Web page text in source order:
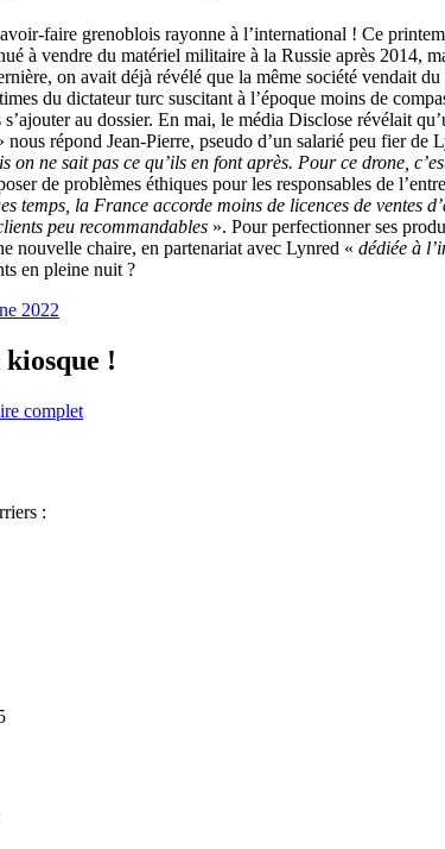
faire grenoblois rayonne à l’international ! Ce
à vendre du matériel militaire à la Russie après 2014,
on avait déjà révélé que la même société vendait
du dictateur turc suscitant à l’époque moins de
au dossier. En mai, le média Disclose révélait
nous répond Jean-Pierre, pseudo d’un salarié peu fier de
on ne sait pas ce qu’ils en font après. Pour ce drone,
de problèmes éthiques pour les responsables de
temps, la France accorde moins de licences de ventes
peu recommandables ». Pour perfectionner ses
nouvelle chaire, en partenariat avec Lynred « dédiée à
en pleine nuit ?
2022
!
complet
: